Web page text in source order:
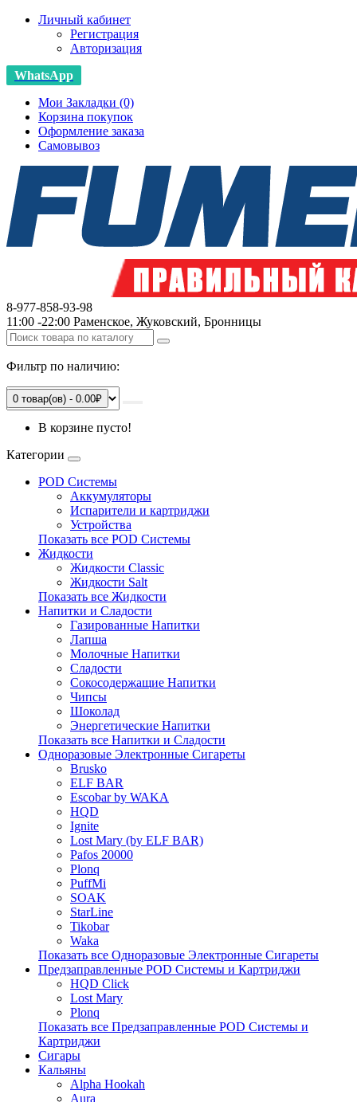
Личный кабинет
Регистрация
Авторизация
WhatsApp
Мои Закладки (0)
Корзина покупок
Оформление заказа
Самовывоз
8-977-858-93-98
11:00 -22:00 Раменское, Жуковский, Бронницы
Фильтр по наличию:
0 товар(ов) - 0.00₽
В корзине пусто!
Категории
POD Системы
Аккумуляторы
Испарители и картриджи
Устройства
Показать все POD Системы
Жидкости
Жидкости Classic
Жидкости Salt
Показать все Жидкости
Напитки и Сладости
Газированные Напитки
Лапша
Молочные Напитки
Сладости
Сокосодержащие Напитки
Чипсы
Шоколад
Энергетические Напитки
Показать все Напитки и Сладости
Одноразовые Электронные Сигареты
Brusko
ELF BAR
Escobar by WAKA
HQD
Ignite
Lost Mary (by ELF BAR)
Pafos 20000
Plonq
PuffMi
SOAK
StarLine
Tikobar
Waka
Показать все Одноразовые Электронные Сигареты
Предзаправленные POD Системы и Картриджи
HQD Click
Lost Mary
Plonq
Показать все Предзаправленные POD Системы и
Картриджи
Сигары
Кальяны
Alpha Hookah
Aura